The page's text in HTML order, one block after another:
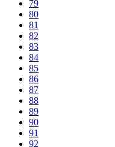
79
80
81
82
83
84
85
86
87
88
89
90
91
92